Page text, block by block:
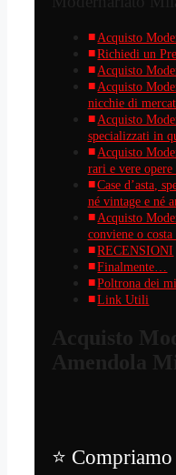
Acquisto
Richiedi un
Acquisto
Acquisto
nicchie di
Acquisto
specializzati in
Acquisto
rari e vere opere
Case d’asta,
né vintage e né
Acquisto
conviene o
RECENSIONI
Finalmente…
Poltrona dei
Link Utili
Acquisto
Amendola
⭐